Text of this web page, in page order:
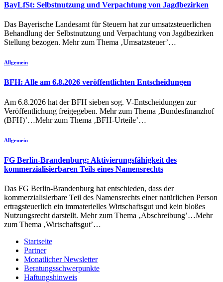
BayLfSt: Selbstnutzung und Verpachtung von Jagdbezirken
Das Bayerische Landesamt für Steuern hat zur umsatzsteuerlichen
Behandlung der Selbstnutzung und Verpachtung von Jagdbezirken
Stellung bezogen. Mehr zum Thema ‚Umsatzsteuer’…
Allgemein
BFH: Alle am 6.8.2026 veröffentlichten Entscheidungen
Am 6.8.2026 hat der BFH sieben sog. V-Entscheidungen zur
Veröffentlichung freigegeben. Mehr zum Thema ‚Bundesfinanzhof
(BFH)’…Mehr zum Thema ‚BFH-Urteile’…
Allgemein
FG Berlin-Brandenburg: Aktivierungsfähigkeit des
kommerzialisierbaren Teils eines Namensrechts
Das FG Berlin-Brandenburg hat entschieden, dass der
kommerzialisierbare Teil des Namensrechts einer natürlichen Person
ertragsteuerlich ein immaterielles Wirtschaftsgut und kein bloßes
Nutzungsrecht darstellt. Mehr zum Thema ‚Abschreibung’…Mehr
zum Thema ‚Wirtschaftsgut’…
Startseite
Partner
Monatlicher Newsletter
Beratungsschwerpunkte
Haftungshinweis